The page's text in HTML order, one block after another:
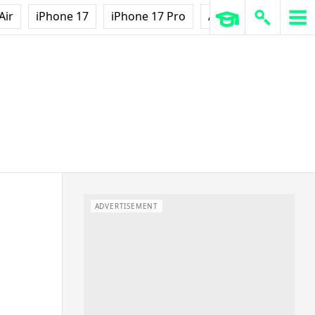
iPhone 17 iPhone 17 Pro AirPods Pro 3
ADVERTISEMENT